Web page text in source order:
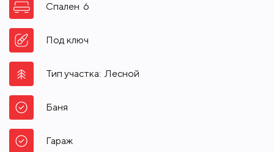
Спален 6
Под ключ
Тип участка:Лесной
Баня
Гараж